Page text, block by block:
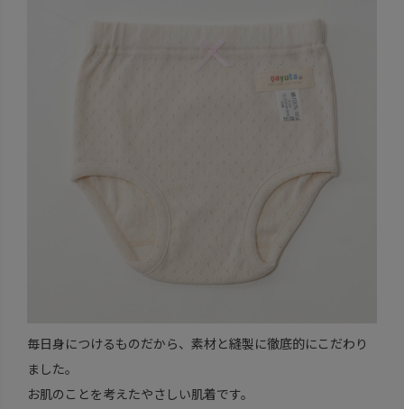
毎日身につけるものだから、素材と縫製に徹底的にこだわり
ました。
お肌のことを考えたやさしい肌着です。